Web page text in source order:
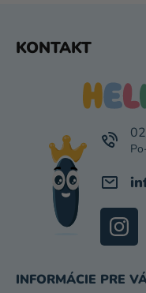
KONTAKT
INFORMÁCIE PRE